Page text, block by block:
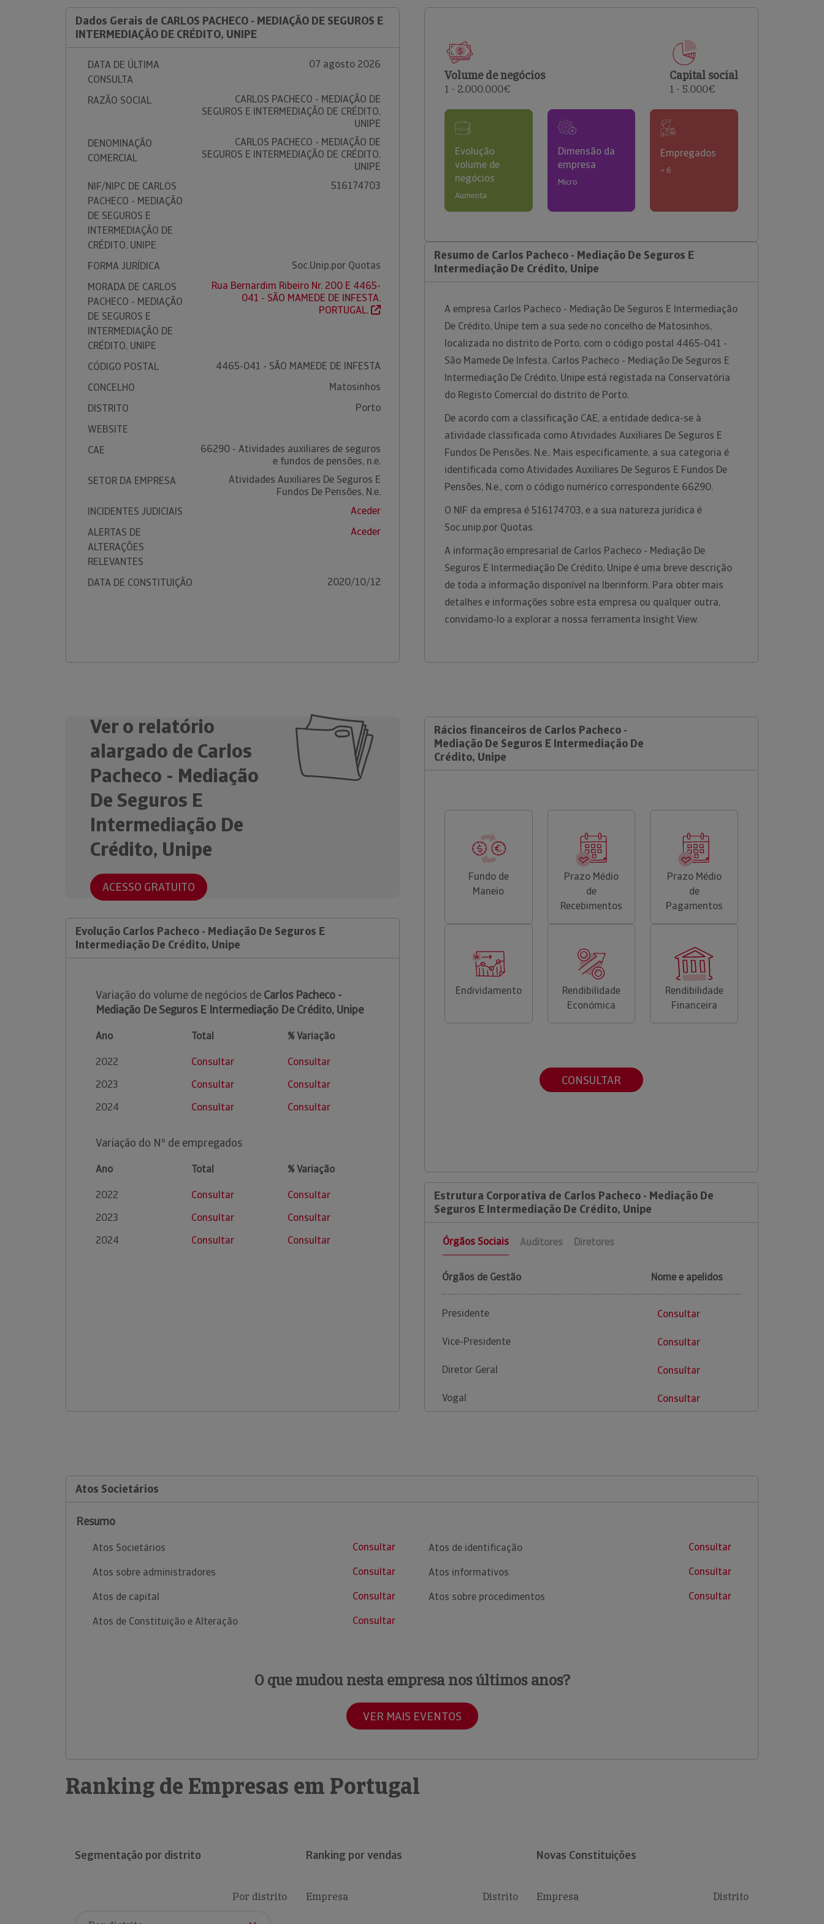
comerciais e analisar o risco de incumprimento dos
Dados Gerais de CARLOS PACHECO - MEDIAÇÃO DE SEGUROS E
INTERMEDIAÇÃO DE CRÉDITO, UNIPE
DATA DE ÚLTIMA
CONSULTA
07 agosto 2026
RAZÃO SOCIAL
CARLOS PACHECO - MEDIAÇÃO DE
SEGUROS E INTERMEDIAÇÃO DE CRÉDITO,
UNIPE
DENOMINAÇÃO
COMERCIAL
CARLOS PACHECO - MEDIAÇÃO DE
SEGUROS E INTERMEDIAÇÃO DE CRÉDITO,
UNIPE
NIF/NIPC DE CARLOS
PACHECO - MEDIAÇÃO
DE SEGUROS E
INTERMEDIAÇÃO DE
CRÉDITO, UNIPE
516174703
FORMA JURÍDICA
Soc.Unip.por Quotas
MORADA DE CARLOS
PACHECO - MEDIAÇÃO
DE SEGUROS E
INTERMEDIAÇÃO DE
CRÉDITO, UNIPE
Rua Bernardim Ribeiro Nr. 200 E 4465-
041 - SÃO MAMEDE DE INFESTA.
PORTUGAL.
CÓDIGO POSTAL
4465-041 - SÃO MAMEDE DE INFESTA
CONCELHO
Matosinhos
DISTRITO
Porto
WEBSITE
CAE
66290 - Atividades auxiliares de seguros
e fundos de pensões, n.e.
SETOR DA EMPRESA
Atividades Auxiliares De Seguros E
Fundos De Pensões, N.e.
INCIDENTES JUDICIAIS
Aceder
ALERTAS DE
ALTERAÇÕES
RELEVANTES
Aceder
DATA DE CONSTITUIÇÃO 2020/10/12
Volume de negócios
1 - 2.000.000€
Capital social
1 - 5.000€
Evolução
volume de
negócios
Aumenta
Dimensão da
empresa
Micro
Empregados
< 6
Resumo de Carlos Pacheco - Mediação De Seguros E
Intermediação De Crédito, Unipe
A empresa Carlos Pacheco - Mediação De Seguros E Intermediação
De Crédito, Unipe tem a sua sede no concelho de Matosinhos,
localizada no distrito de Porto, com o código postal 4465-041 -
São Mamede De Infesta. Carlos Pacheco - Mediação De Seguros E
Intermediação De Crédito, Unipe está registada na Conservatória
do Registo Comercial do distrito de Porto.
De acordo com a classificação CAE, a entidade dedica-se à
atividade classificada como Atividades Auxiliares De Seguros E
Fundos De Pensões, N.e.. Mais especificamente, a sua categoria é
identificada como Atividades Auxiliares De Seguros E Fundos De
Pensões, N.e., com o código numérico correspondente 66290.
O NIF da empresa é 516174703, e a sua natureza jurídica é
Soc.unip.por Quotas.
A informação empresarial de Carlos Pacheco - Mediação De
Seguros E Intermediação De Crédito, Unipe é uma breve descrição
de toda a informação disponível na Iberinform. Para obter mais
detalhes e informações sobre esta empresa ou qualquer outra,
convidamo-lo a explorar a nossa ferramenta Insight View.
Ver o relatório
alargado de Carlos
Pacheco - Mediação
De Seguros E
Intermediação De
Crédito, Unipe
ACESSO GRATUITO
Evolução Carlos Pacheco - Mediação De Seguros E
Intermediação De Crédito, Unipe
Variação do volume de negócios de Carlos Pacheco -
Mediação De Seguros E Intermediação De Crédito, Unipe
Ano Total
% Variação
2022
Consultar
Consultar
2023
Consultar
Consultar
2024
Consultar Consultar
Variação do Nº de empregados
Ano Total
% Variação
2022
Consultar
Consultar
2023
Consultar
Consultar
2024
Consultar Consultar
Rácios financeiros de Carlos Pacheco -
Mediação De Seguros E Intermediação De
Crédito, Unipe
Fundo de
Maneio
Prazo Médio
de
Recebimentos
Prazo Médio
de
Pagamentos
Endividamento
Rendibilidade
Económica
Rendibilidade
Financeira
CONSULTAR
Estrutura Corporativa de Carlos Pacheco - Mediação De
Seguros E Intermediação De Crédito, Unipe
Órgãos Sociais Auditores Diretores
Órgãos de Gestão Nome e apelidos
Presidente Consultar
Vice-Presidente Consultar
Diretor Geral Consultar
Vogal Consultar
Atos Societários
Resumo
Atos Societários
Consultar
Atos sobre administradores
Consultar
Atos de capital
Consultar
Atos de Constituição e Alteração
Consultar
Atos de identificação
Consultar
Atos informativos
Consultar
Atos sobre procedimentos
Consultar
O que mudou nesta empresa nos últimos anos?
VER MAIS EVENTOS
Ranking de Empresas em Portugal
Segmentação por distrito
Por distrito
Ranking por vendas
Empresa Distrito
Novas Constituições
Empresa Distrito